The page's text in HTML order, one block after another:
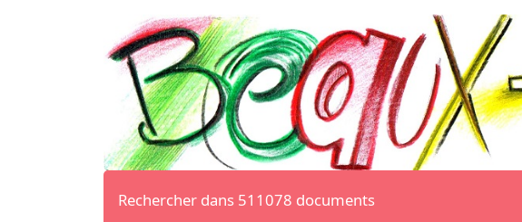
Rechercher dans 511078 documents